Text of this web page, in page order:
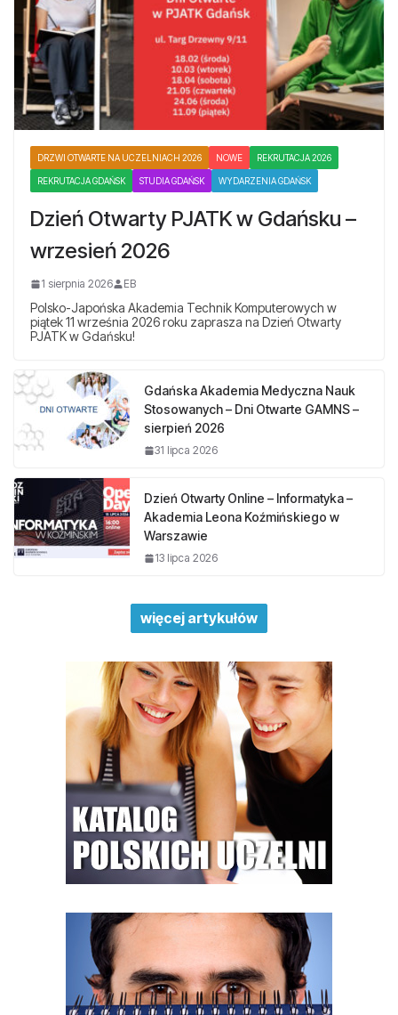
DRZWI OTWARTE NA UCZELNIACH 2026 NOWE REKRUTACJA 2026
REKRUTACJA GDAŃSK STUDIA GDAŃSK WYDARZENIA GDAŃSK
Dzień Otwarty PJATK w Gdańsku –
wrzesień 2026
1 sierpnia 2026 EB
Polsko-Japońska Akademia Technik Komputerowych w
piątek 11 września 2026 roku zaprasza na Dzień Otwarty
PJATK w Gdańsku!
Gdańska Akademia Medyczna Nauk
Stosowanych – Dni Otwarte GAMNS –
sierpień 2026
31 lipca 2026
Dzień Otwarty Online – Informatyka –
Akademia Leona Koźmińskiego w
Warszawie
13 lipca 2026
więcej artykułów